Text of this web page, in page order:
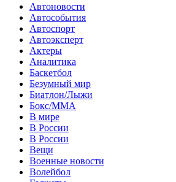
Автоновости
Автособытия
Автоспорт
Автоэксперт
Актеры
Аналитика
Баскетбол
Безумный мир
Биатлон/Лыжи
Бокс/MMA
В мире
В России
В России
Вещи
Военные новости
Волейбол